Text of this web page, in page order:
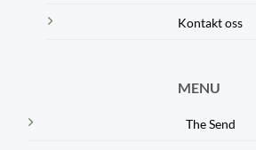
Kontakt oss
MENU
The Send